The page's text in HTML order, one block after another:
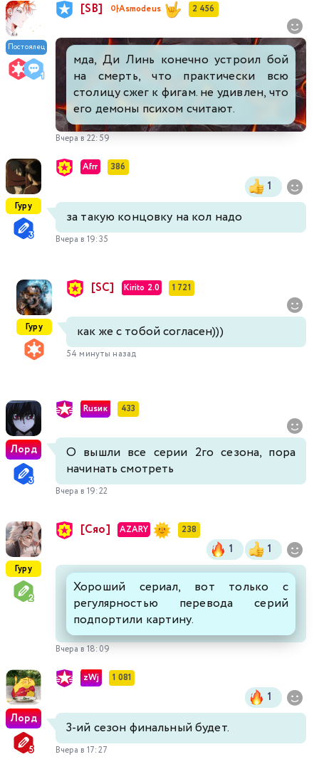
Постоялец
[SB] 아Asmodeus 2 456
мда, Ди Линь конечно устроил бой
на смерть, что практически всю
столицу сжег к фигам. не удивлен, что
его демоны психом считают.
Вчера в 22:59
Гуру
Afrr 386
1
за такую концовку на кол надо
Вчера в 19:35
Гуру
[SC] Kirito 2.0 1 721
как же с тобой согласен)))
54 минуты назад
Лорд
Rusик 433
О вышли все серии 2го сезона, пора
начинать смотреть
Вчера в 19:22
Гуру
[Сяо] AZARY 238
1 1
Хороший сериал, вот только с
регулярностью перевода серий
подпортили картину.
Вчера в 18:09
Лорд
zWj 1 081
1
3-ий сезон финальный будет.
Вчера в 17:27